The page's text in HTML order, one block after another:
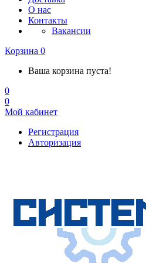
О нас
Контакты
Вакансии
Корзина 0
Ваша корзина пуста!
0
0
Мой кабинет
Регистрация
Авторизация